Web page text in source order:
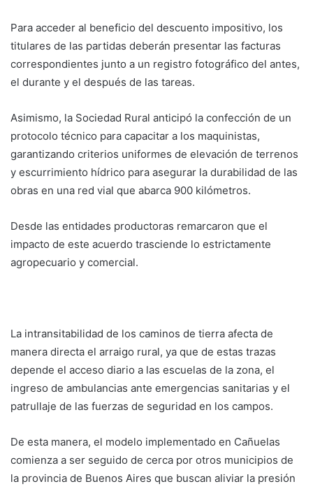
Para acceder al beneficio del descuento impositivo, los
titulares de las partidas deberán presentar las facturas
correspondientes junto a un registro fotográfico del antes,
el durante y el después de las tareas.
Asimismo, la Sociedad Rural anticipó la confección de un
protocolo técnico para capacitar a los maquinistas,
garantizando criterios uniformes de elevación de terrenos
y escurrimiento hídrico para asegurar la durabilidad de las
obras en una red vial que abarca 900 kilómetros.
Desde las entidades productoras remarcaron que el
impacto de este acuerdo trasciende lo estrictamente
agropecuario y comercial.
La intransitabilidad de los caminos de tierra afecta de
manera directa el arraigo rural, ya que de estas trazas
depende el acceso diario a las escuelas de la zona, el
ingreso de ambulancias ante emergencias sanitarias y el
patrullaje de las fuerzas de seguridad en los campos.
De esta manera, el modelo implementado en Cañuelas
comienza a ser seguido de cerca por otros municipios de
la provincia de Buenos Aires que buscan aliviar la presión